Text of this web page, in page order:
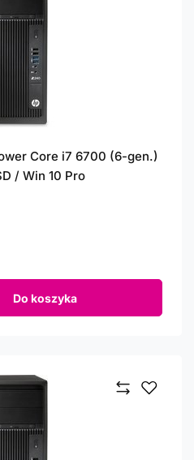
Core i7 6700 (6-gen.)
/ Win 10 Pro
Do koszyka